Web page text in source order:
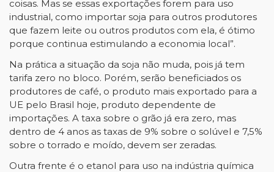
coisas. Mas se essas exportações forem para uso
industrial, como importar soja para outros produtores
que fazem leite ou outros produtos com ela, é ótimo
porque continua estimulando a economia local”.
Na prática a situação da soja não muda, pois já tem
tarifa zero no bloco. Porém, serão beneficiados os
produtores de café, o produto mais exportado para a
UE pelo Brasil hoje, produto dependente de
importações. A taxa sobre o grão já era zero, mas
dentro de 4 anos as taxas de 9% sobre o solúvel e 7,5%
sobre o torrado e moído, devem ser zeradas.
Outra frente é o etanol para uso na indústria química